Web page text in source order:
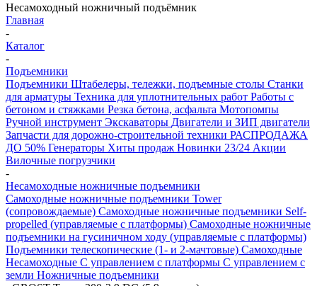
Несамоходный ножничный подъёмник
Главная
-
Каталог
-
Подъемники
Подъемники Штабелеры, тележки, подъемные столы Станки
для арматуры Техника для уплотнительных работ Работы с
бетоном и стяжками Резка бетона, асфальта Мотопомпы
Ручной инструмент Экскаваторы Двигатели и ЗИП двигатели
Запчасти для дорожно-строительной техники РАСПРОДАЖА
ДО 50% Генераторы Хиты продаж Новинки 23/24 Акции
Вилочные погрузчики
-
Несамоходные ножничные подъемники
Самоходные ножничные подъемники Tower
(сопровождаемые) Самоходные ножничные подъемники Self-
propelled (управляемые с платформы) Самоходные ножничные
подъемники на гусиничном ходу (управляемые с платформы)
Подъемники телескопические (1- и 2-мачтовые) Самоходные
Несамоходные С управлением с платформы С управлением с
земли Ножничные подъемники